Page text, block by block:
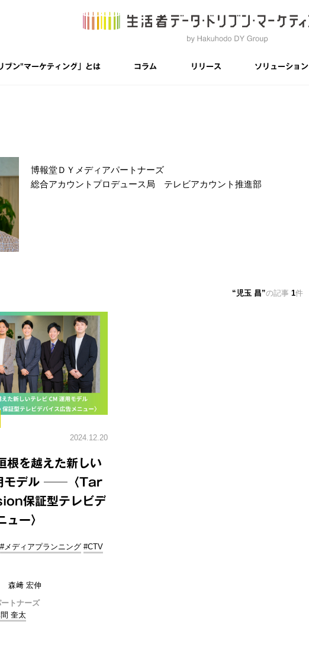
ブン"マーケティング」とは コラム リリース ソリューション
博報堂ＤＹメディアパートナーズ
総合アカウントプロデュース局 テレビアカウント推進部
児玉 昌 の記事 1件
2024.12.20
根を越えた新しい
モデル ──〈Tar
保証型テレビデ
ュー〉
#メディアプランニング #CTV
森﨑 宏伸
トナーズ
奎太